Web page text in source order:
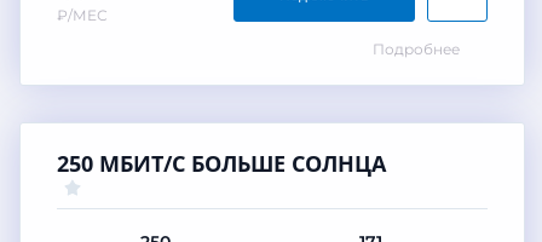
₽/МЕС
Подробнее
250 МБИТ/С БОЛЬШЕ СОЛНЦА